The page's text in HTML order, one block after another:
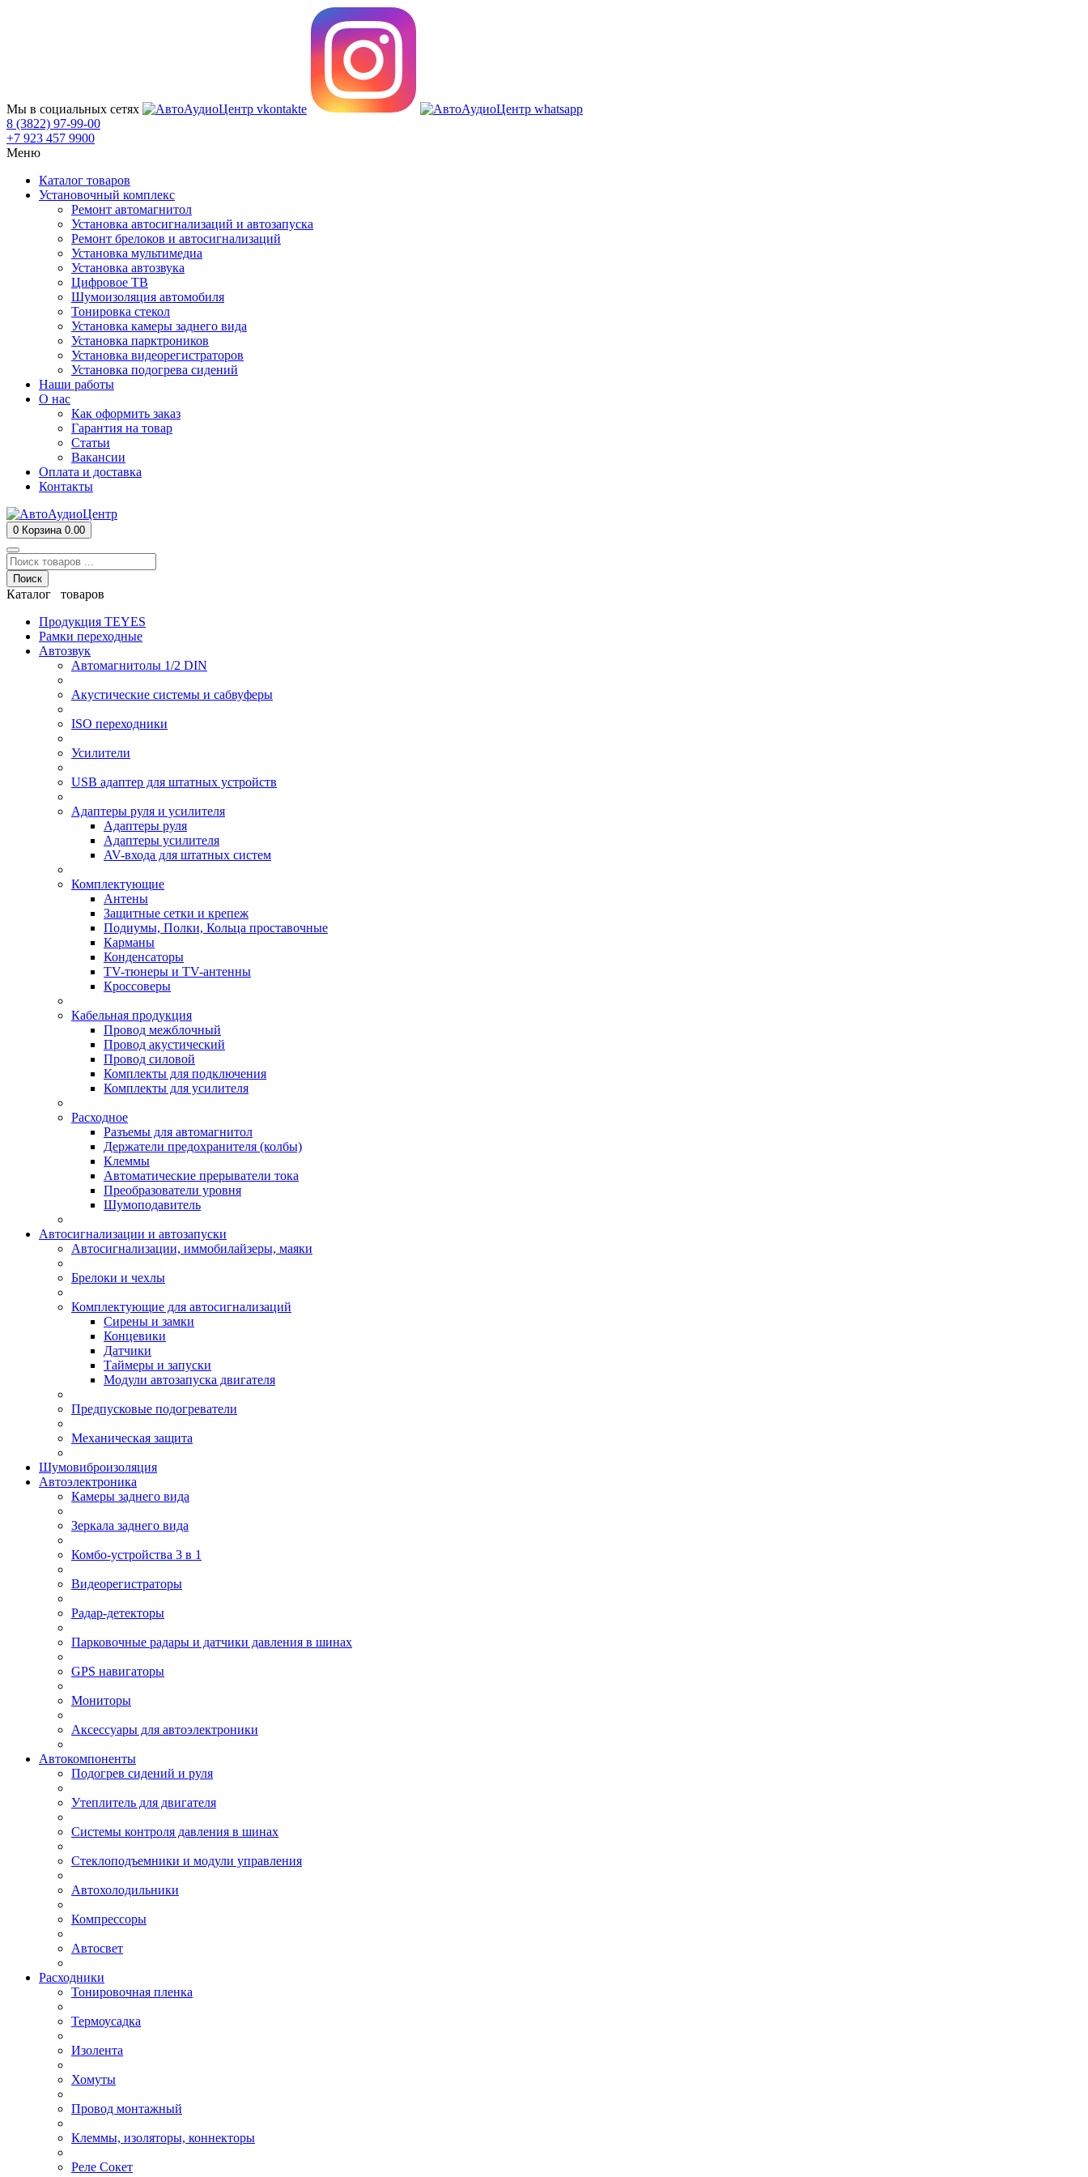
Мы в социальных сетях
8 (3822) 97-99-00
+7 923 457 9900
Меню
Каталог товаров
Установочный комплекс
Ремонт автомагнитол
Установка автосигнализаций и автозапуска
Ремонт брелоков и автосигнализаций
Установка мультимедиа
Установка автозвука
Цифровое ТВ
Шумоизоляция автомобиля
Тонировка стекол
Установка камеры заднего вида
Установка парктроников
Установка видеорегистраторов
Установка подогрева сидений
Наши работы
О нас
Как оформить заказ
Гарантия на товар
Статьи
Вакансии
Оплата и доставка
Контакты
0 Корзина 0.00
Поиск
Каталог товаров
Продукция TEYES
Рамки переходные
Автозвук
Автомагнитолы 1/2 DIN
Акустические системы и сабвуферы
ISO переходники
Усилители
USB адаптер для штатных устройств
Адаптеры руля и усилителя
Адаптеры руля
Адаптеры усилителя
AV-входа для штатных систем
Комплектующие
Антены
Защитные сетки и крепеж
Подиумы, Полки, Кольца проставочные
Карманы
Конденсаторы
TV-тюнеры и TV-антенны
Кроссоверы
Кабельная продукция
Провод межблочный
Провод акустический
Провод силовой
Комплекты для подключения
Комплекты для усилителя
Расходное
Разъемы для автомагнитол
Держатели предохранителя (колбы)
Клеммы
Автоматические прерыватели тока
Преобразователи уровня
Шумоподавитель
Автосигнализации и автозапуски
Автосигнализации, иммобилайзеры, маяки
Брелоки и чехлы
Комплектующие для автосигнализаций
Сирены и замки
Концевики
Датчики
Таймеры и запуски
Модули автозапуска двигателя
Предпусковые подогреватели
Механическая защита
Шумовиброизоляция
Автоэлектроника
Камеры заднего вида
Зеркала заднего вида
Комбо-устройства 3 в 1
Видеорегистраторы
Радар-детекторы
Парковочные радары и датчики давления в шинах
GPS навигаторы
Мониторы
Аксессуары для автоэлектроники
Автокомпоненты
Подогрев сидений и руля
Утеплитель для двигателя
Системы контроля давления в шинах
Стеклоподъемники и модули управления
Автохолодильники
Компрессоры
Автосвет
Расходники
Тонировочная пленка
Термоусадка
Изолента
Хомуты
Провод монтажный
Клеммы, изоляторы, коннекторы
Реле Сокет